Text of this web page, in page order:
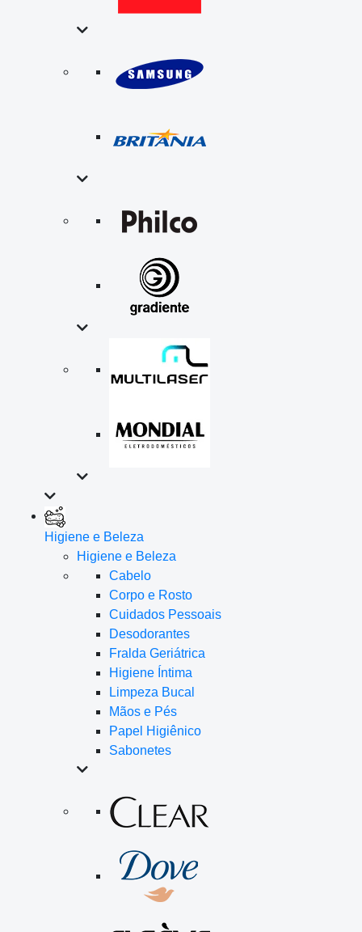
Higiene e Beleza
Higiene e Beleza
Cabelo
Corpo e Rosto
Cuidados Pessoais
Desodorantes
Fralda Geriátrica
Higiene Íntima
Limpeza Bucal
Mãos e Pés
Papel Higiênico
Sabonetes